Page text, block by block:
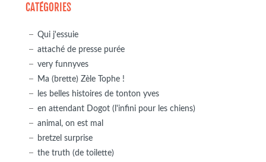
CATÉGORIES
Qui j'essuie
attaché de presse purée
very funnyves
Ma (brette) Zèle Tophe !
les belles histoires de tonton yves
en attendant Dogot (l'infini pour les chiens)
animal, on est mal
bretzel surprise
the truth (de toilette)